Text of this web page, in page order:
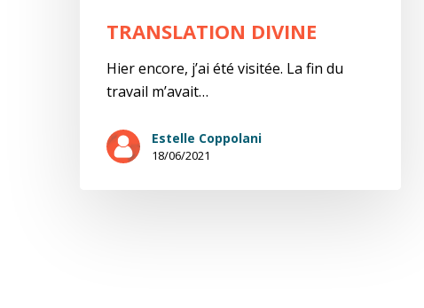
TRANSLATION DIVINE
Hier encore, j’ai été visitée. La fin du
travail m’avait…
Estelle Coppolani
18/06/2021